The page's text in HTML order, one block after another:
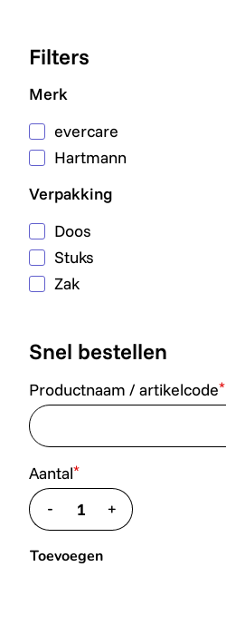
Filters
Merk
evercare
Hartmann
Verpakking
Doos
Stuks
Zak
Snel bestellen
Productnaam / artikelcode*
Aantal*
-translate.decrease
+translate.increase
Toevoegen